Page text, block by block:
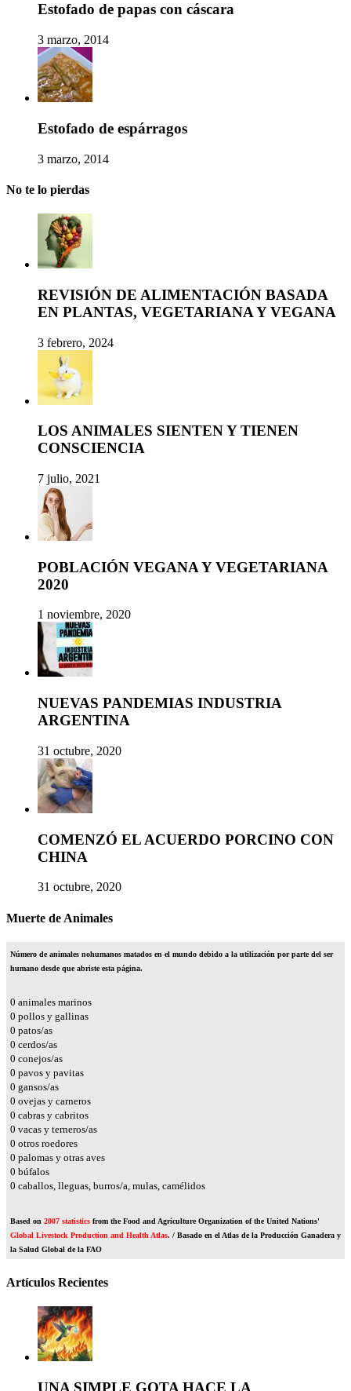
Estofado de papas con cáscara
3 marzo, 2014
Estofado de espárragos
3 marzo, 2014
No te lo pierdas
REVISIÓN DE ALIMENTACIÓN BASADA
EN PLANTAS, VEGETARIANA Y VEGANA
3 febrero, 2024
LOS ANIMALES SIENTEN Y TIENEN
CONSCIENCIA
7 julio, 2021
POBLACIÓN VEGANA Y VEGETARIANA
2020
1 noviembre, 2020
NUEVAS PANDEMIAS INDUSTRIA
ARGENTINA
31 octubre, 2020
COMENZÓ EL ACUERDO PORCINO CON
CHINA
31 octubre, 2020
Muerte de Animales
Número de animales nohumanos matados en el mundo debido a la utilización por parte del ser
humano desde que abriste esta página.
0 animales marinos
0 pollos y gallinas
0 patos/as
0 cerdos/as
0 conejos/as
0 pavos y pavitas
0 gansos/as
0 ovejas y carneros
0 cabras y cabritos
0 vacas y terneros/as
0 otros roedores
0 palomas y otras aves
0 búfalos
0 caballos, lleguas, burros/a, mulas, camélidos
Based on 2007 statistics from the Food and Agriculture Organization of the United Nations'
Global Livestock Production and Health Atlas. / Basado en el Atlas de la Producción Ganadera y
la Salud Global de la FAO
Artículos Recientes
UNA SIMPLE GOTA HACE LA